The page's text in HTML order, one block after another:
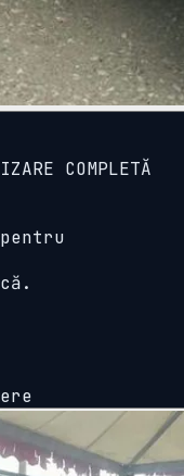
COMPLETĂ